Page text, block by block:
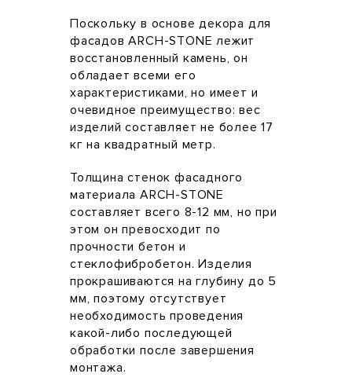
Поскольку в основе декора для
фасадов ARCH-STONE лежит
восстановленный камень, он
обладает всеми его
характеристиками, но имеет и
очевидное преимущество: вес
изделий составляет не более 17
кг на квадратный метр.
Толщина стенок фасадного
материала ARCH-STONE
составляет всего 8-12 мм, но при
этом он превосходит по
прочности бетон и
стеклофибробетон. Изделия
прокрашиваются на глубину до 5
мм, поэтому отсутствует
необходимость проведения
какой-либо последующей
обработки после завершения
монтажа.